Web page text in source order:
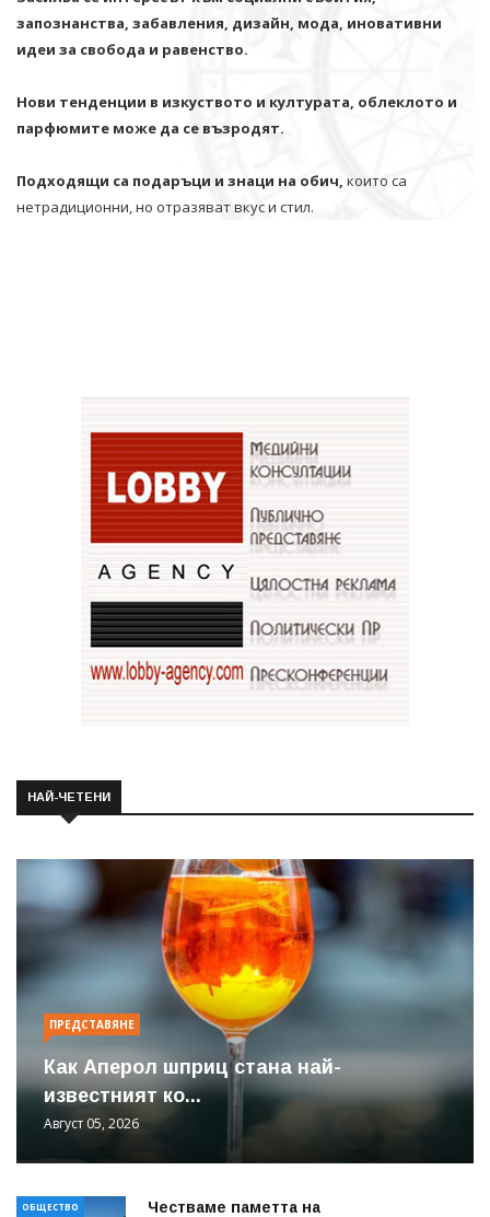
запознанства, забавления, дизайн, мода, иновативни
идеи за свобода и равенство.
Нови тенденции в изкуството и културата, облеклото и
парфюмите може да се възродят.
Подходящи са подаръци и знаци на обич, които са
нетрадиционни, но отразяват вкус и стил.
НАЙ-ЧЕТЕНИ
ПРЕДСТАВЯНЕ
Как Аперол шприц стана най-
известният ко...
Август 05, 2026
ОБЩЕСТВО
Честваме паметта на